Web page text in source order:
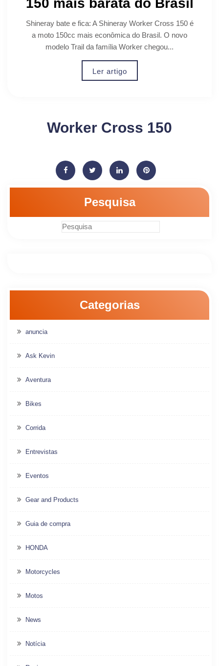
150 mais barata do Brasil
Shineray bate e fica: A Shineray Worker Cross 150 é
a moto 150cc mais econômica do Brasil. O novo
modelo Trail da família Worker chegou...
Ler artigo
Worker Cross 150
Pesquisa
Categorias
anuncia
Ask Kevin
Aventura
Bikes
Corrida
Entrevistas
Eventos
Gear and Products
Guia de compra
HONDA
Motorcycles
Motos
News
Notícia